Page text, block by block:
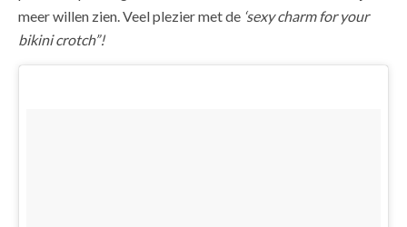
meer willen zien. Veel plezier met de ‘sexy charm for your
bikini crotch”!